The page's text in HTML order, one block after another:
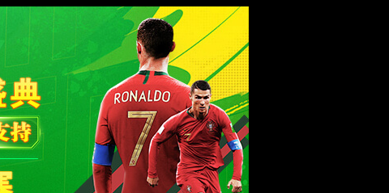
党群工作 企业文化